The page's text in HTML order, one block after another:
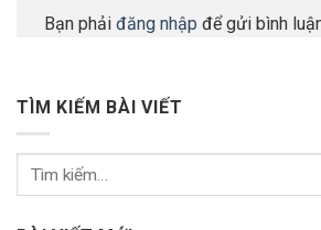
Bạn phải đăng nhập để gửi bình
TÌM KIẾM BÀI VIẾT